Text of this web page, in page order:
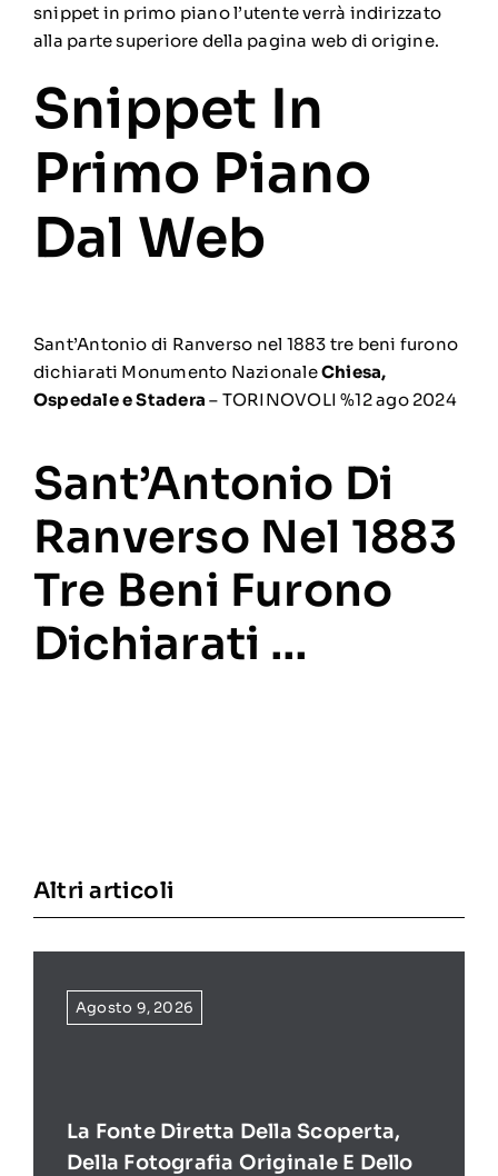
snippet in primo piano l’utente verrà indirizzato
alla parte superiore della pagina web di origine.
Snippet In
Primo Piano
Dal Web
Sant’Antonio di Ranverso nel 1883 tre beni furono
dichiarati Monumento NazionaleChiesa,
Ospedale e Stadera – TORINOVOLI %12 ago 2024
Sant’Antonio Di
Ranverso Nel 1883
Tre Beni Furono
Dichiarati …
Altri articoli
Agosto 9, 2026
La Fonte Diretta Della Scoperta,
Della Fotografia Originale E Dello